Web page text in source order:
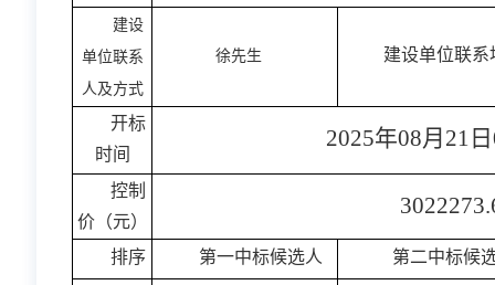
建设
单位联系
人及方式
徐先生 建设单位联系
开标
时间
2025年08月 21 日
控制
价（元）
排序 第一中标候选人 第二中标候